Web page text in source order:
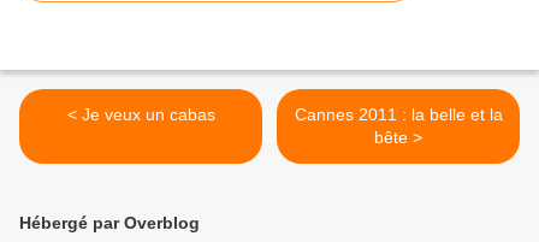
< Je veux un cabas
Cannes 2011 : la belle et la
bête >
Hébergé par Overblog